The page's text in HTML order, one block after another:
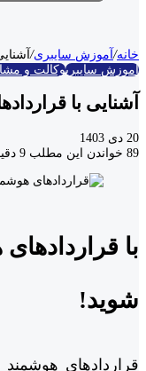
خانه/آموزش سایبری/
آموزش سایبریوکالت و
آشنایی با
20 دی 1403
89 خواندن این مطلب 9 دقیقه زمان میبرد
با
شوید!